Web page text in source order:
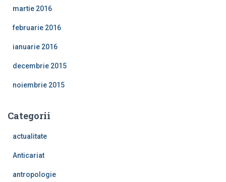
martie 2016
februarie 2016
ianuarie 2016
decembrie 2015
noiembrie 2015
Categorii
actualitate
Anticariat
antropologie